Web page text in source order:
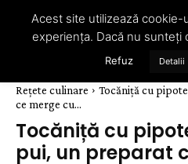
Rețete culinare
Tocăniță cu
ce merge cu...
Tocăniță cu
pui, un preparat
Acest site utilizează cookie-
experiența. Dacă nu sunteți
Refuz Detalii